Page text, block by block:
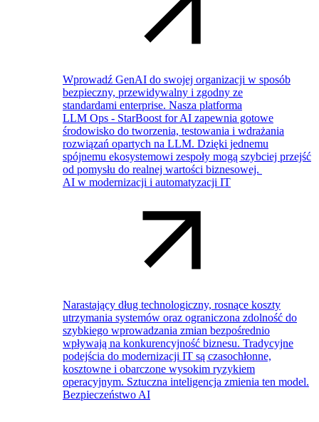
Wprowadź GenAI do swojej organizacji w sposób
bezpieczny, przewidywalny i zgodny ze
standardami enterprise. Nasza platforma
LLM Ops - StarBoost for AI zapewnia gotowe
środowisko do tworzenia, testowania i wdrażania
rozwiązań opartych na LLM. Dzięki jednemu
spójnemu ekosystemowi zespoły mogą szybciej przejść
od pomysłu do realnej wartości biznesowej.
AI w modernizacji i automatyzacji IT
Narastający dług technologiczny, rosnące koszty
utrzymania systemów oraz ograniczona zdolność do
szybkiego wprowadzania zmian bezpośrednio
wpływają na konkurencyjność biznesu. Tradycyjne
podejścia do modernizacji IT są czasochłonne,
kosztowne i obarczone wysokim ryzykiem
operacyjnym. Sztuczna inteligencja zmienia ten model.
Bezpieczeństwo AI